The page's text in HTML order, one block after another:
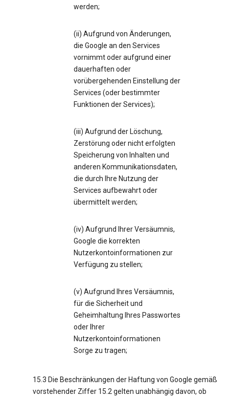
werden;
(ii) Aufgrund von Änderungen,
die Google an den Services
vornimmt oder aufgrund einer
dauerhaften oder
vorübergehenden Einstellung der
Services (oder bestimmter
Funktionen der Services);
(iii) Aufgrund der Löschung,
Zerstörung oder nicht erfolgten
Speicherung von Inhalten und
anderen Kommunikationsdaten,
die durch Ihre Nutzung der
Services aufbewahrt oder
übermittelt werden;
(iv) Aufgrund Ihrer Versäumnis,
Google die korrekten
Nutzerkontoinformationen zur
Verfügung zu stellen;
(v) Aufgrund Ihres Versäumnis,
für die Sicherheit und
Geheimhaltung Ihres Passwortes
oder Ihrer
Nutzerkontoinformationen
Sorge zu tragen;
15.3 Die Beschränkungen der Haftung von Google gemäß
vorstehender Ziffer 15.2 gelten unabhängig davon, ob